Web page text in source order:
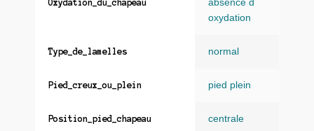
Oxydation_du_chapeau
absence d
oxydation
Type_de_lamelles normal
Pied_creux_ou_plein pied plein
Position_pied_chapeau centrale